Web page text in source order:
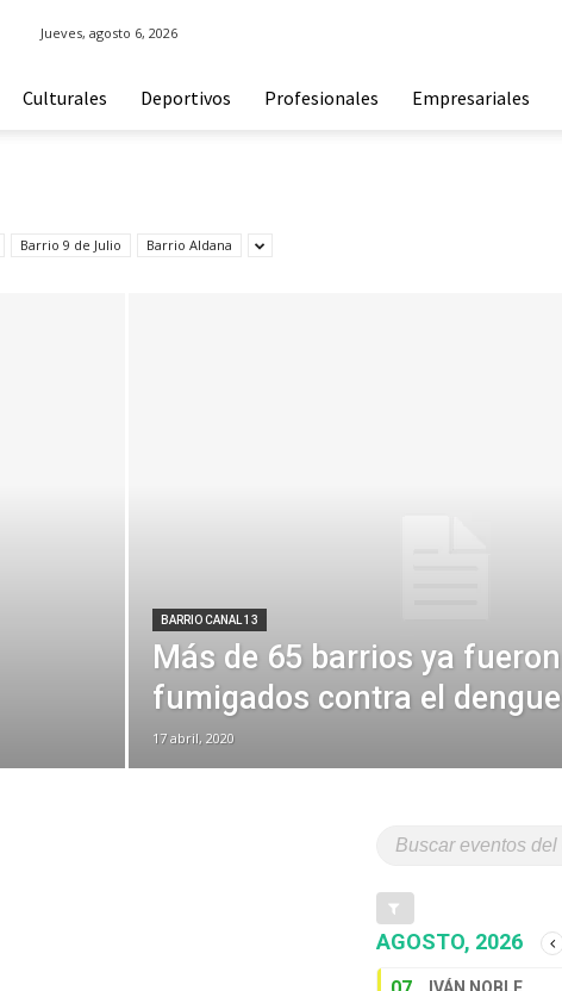
Jueves, agosto 6, 2026
Culturales Deportivos Profesionales Empresariales
Barrio 9 de Julio Barrio Aldana
BARRIO CANAL 13
Más de 65 barrios ya fueron
fumigados contra el dengue
17 abril, 2020
AGOSTO, 2026